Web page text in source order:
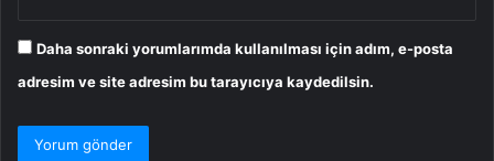
Daha sonraki yorumlarımda kullanılması için adım, e-posta
adresim ve site adresim bu tarayıcıya kaydedilsin.